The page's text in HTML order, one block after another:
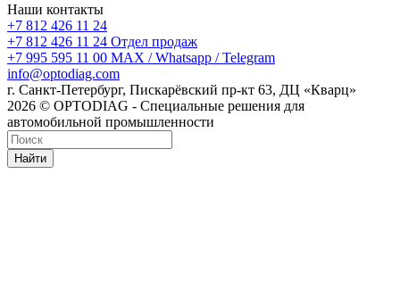
Наши контакты
+7 812 426 11 24
+7 812 426 11 24 Отдел продаж
+7 995 595 11 00 MAX / Whatsapp / Telegram
info@optodiag.com
г. Санкт-Петербург, Пискарёвский пр-кт 63, ДЦ «Кварц»
2026 © OPTODIAG - Специальные решения для
автомобильной промышленности
Найти